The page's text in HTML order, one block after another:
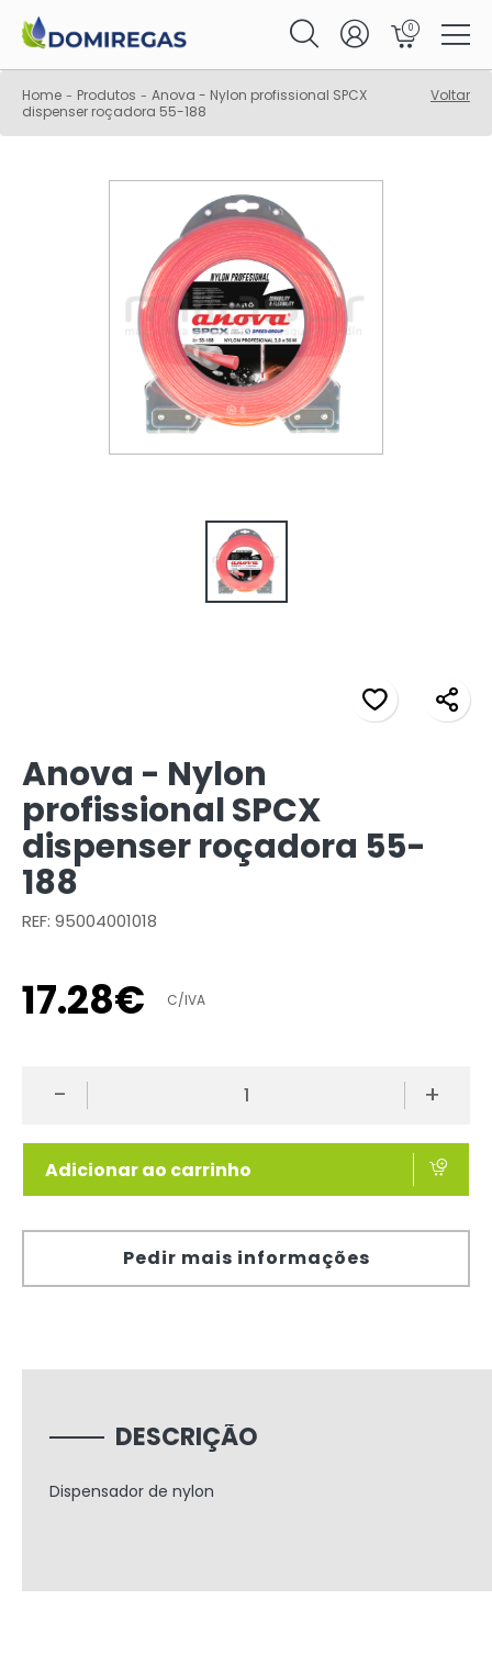
0
Home - Produtos - Anova - Nylon profissional SPCX
dispenser roçadora 55-188
Voltar
Anova - Nylon
profissional SPCX
dispenser roçadora 55-
188
REF: 95004001018
17.28€ C/IVA
- +
Adicionar ao carrinho
Pedir mais informações
DESCRIÇÃO
Dispensador de nylon